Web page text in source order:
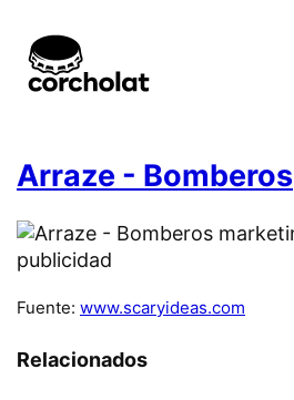
Arraze - Bomberos
Fuente: www.scaryideas.com
Relacionados